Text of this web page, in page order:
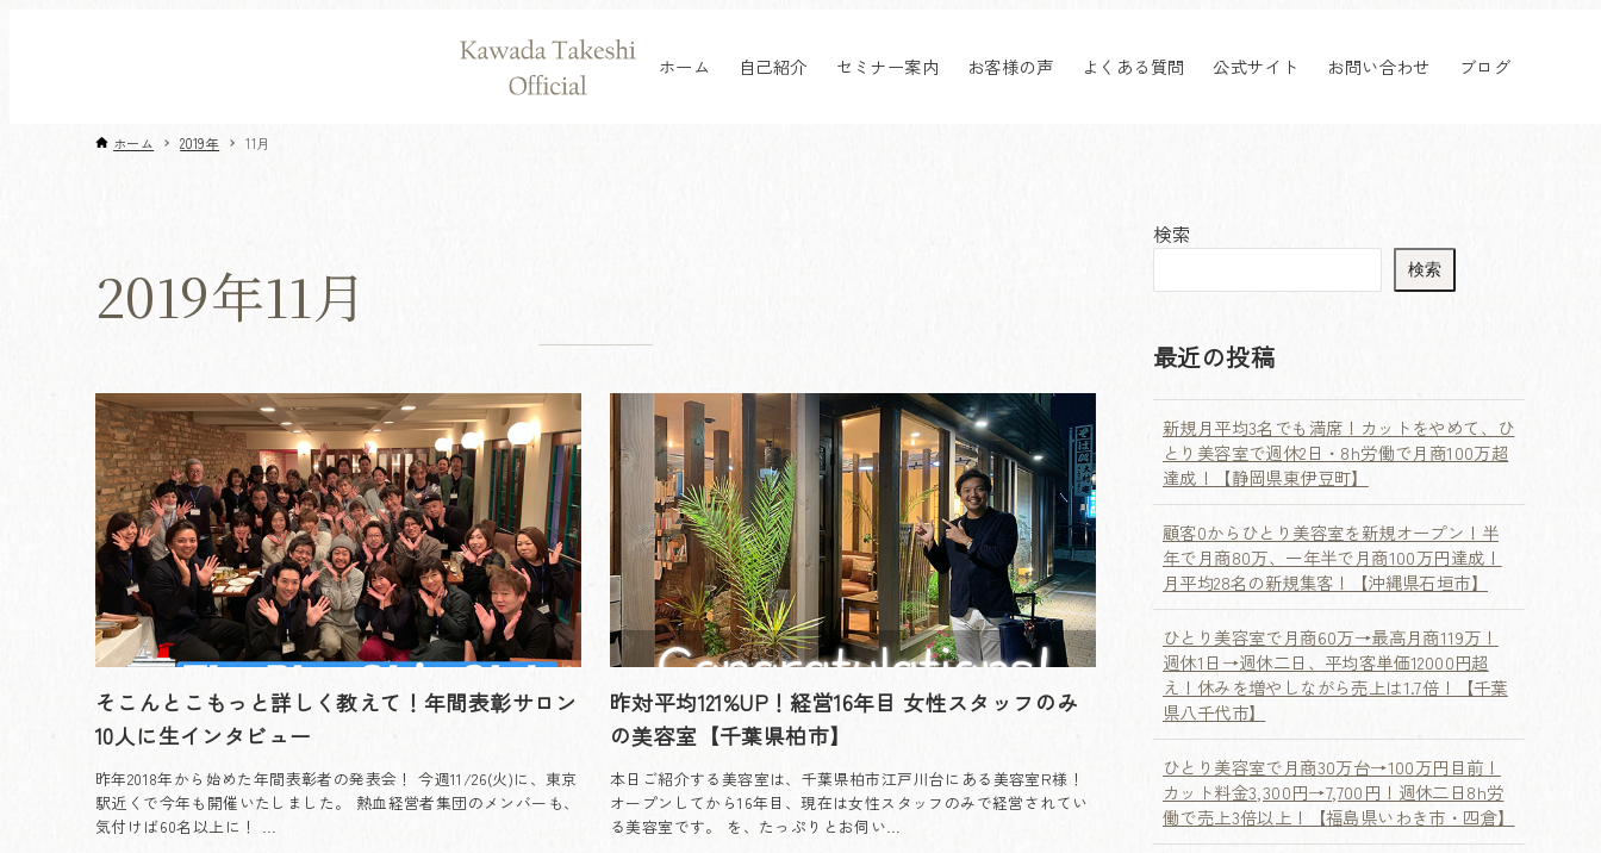
ホーム 自己紹介 セミナー案内 お客様の声 よくある質問 公式サイト お問い合わせ ブログ
ホーム 2019年 11月
2019年11月
そこんとこもっと詳しく教えて！年間表彰サロン
10人に生インタビュー
昨年2018年から始めた年間表彰者の発表会！ 今週11/26(火)に、東京
駅近くで今年も開催いたしました。 熱血経営者集団のメンバーも、
気付けば60名以上に！ …
昨対平均121%UP！経営16年目 女性スタッフのみ
の美容室【千葉県柏市】
本日ご紹介する美容室は、千葉県柏市江戸川台にある美容室R様！
オープンしてから16年目、現在は女性スタッフのみで経営されてい
る美容室です。 を、たっぷりとお伺い…
検索
検索
最近の投稿
新規月平均3名でも満席！カットをやめて、ひ
とり美容室で週休2日・8h労働で月商100万超
達成！【静岡県東伊豆町】
顧客0からひとり美容室を新規オープン！半
年で月商80万、一年半で月商100万円達成！
月平均28名の新規集客！【沖縄県石垣市】
ひとり美容室で月商60万→最高月商119万！
週休1日→週休二日、平均客単価12000円超
え！休みを増やしながら売上は1.7倍！【千葉
県八千代市】
ひとり美容室で月商30万台→100万円目前！
カット料金3,300円→7,700円！週休二日8h労
働で売上3倍以上！【福島県いわき市・四倉】